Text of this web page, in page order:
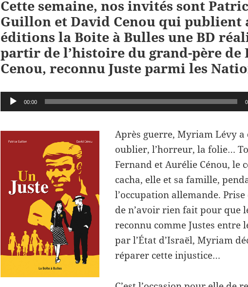
Cette semaine, nos invités sont
Guillon et David Cenou qui publient
éditions la Boite à Bulles une BD
partir de l’histoire du grand-père de
Cenou, reconnu Juste parmi les
Lecteur
audio
00:00
Après guerre, Myriam Lévy a
oublier, l’horreur, la folie…
Fernand et Aurélie Cénou, le
cacha, elle et sa famille,
l’occupation allemande.
de n’avoir rien fait pour que
reconnu comme Justes entre
par l’État d’Israël, Myriam
réparer cette injustice…